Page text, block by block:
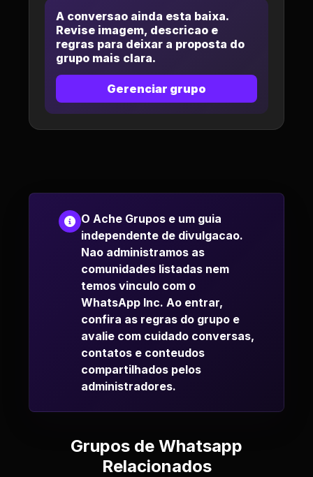
A conversao ainda esta baixa.
Revise imagem, descricao e
regras para deixar a proposta do
grupo mais clara.
Gerenciar grupo
O Ache Grupos e um guia
independente de divulgacao.
Nao administramos as
comunidades listadas nem
temos vinculo com o
WhatsApp Inc. Ao entrar,
confira as regras do grupo e
avalie com cuidado conversas,
contatos e conteudos
compartilhados pelos
administradores.
Grupos de Whatsapp
Relacionados